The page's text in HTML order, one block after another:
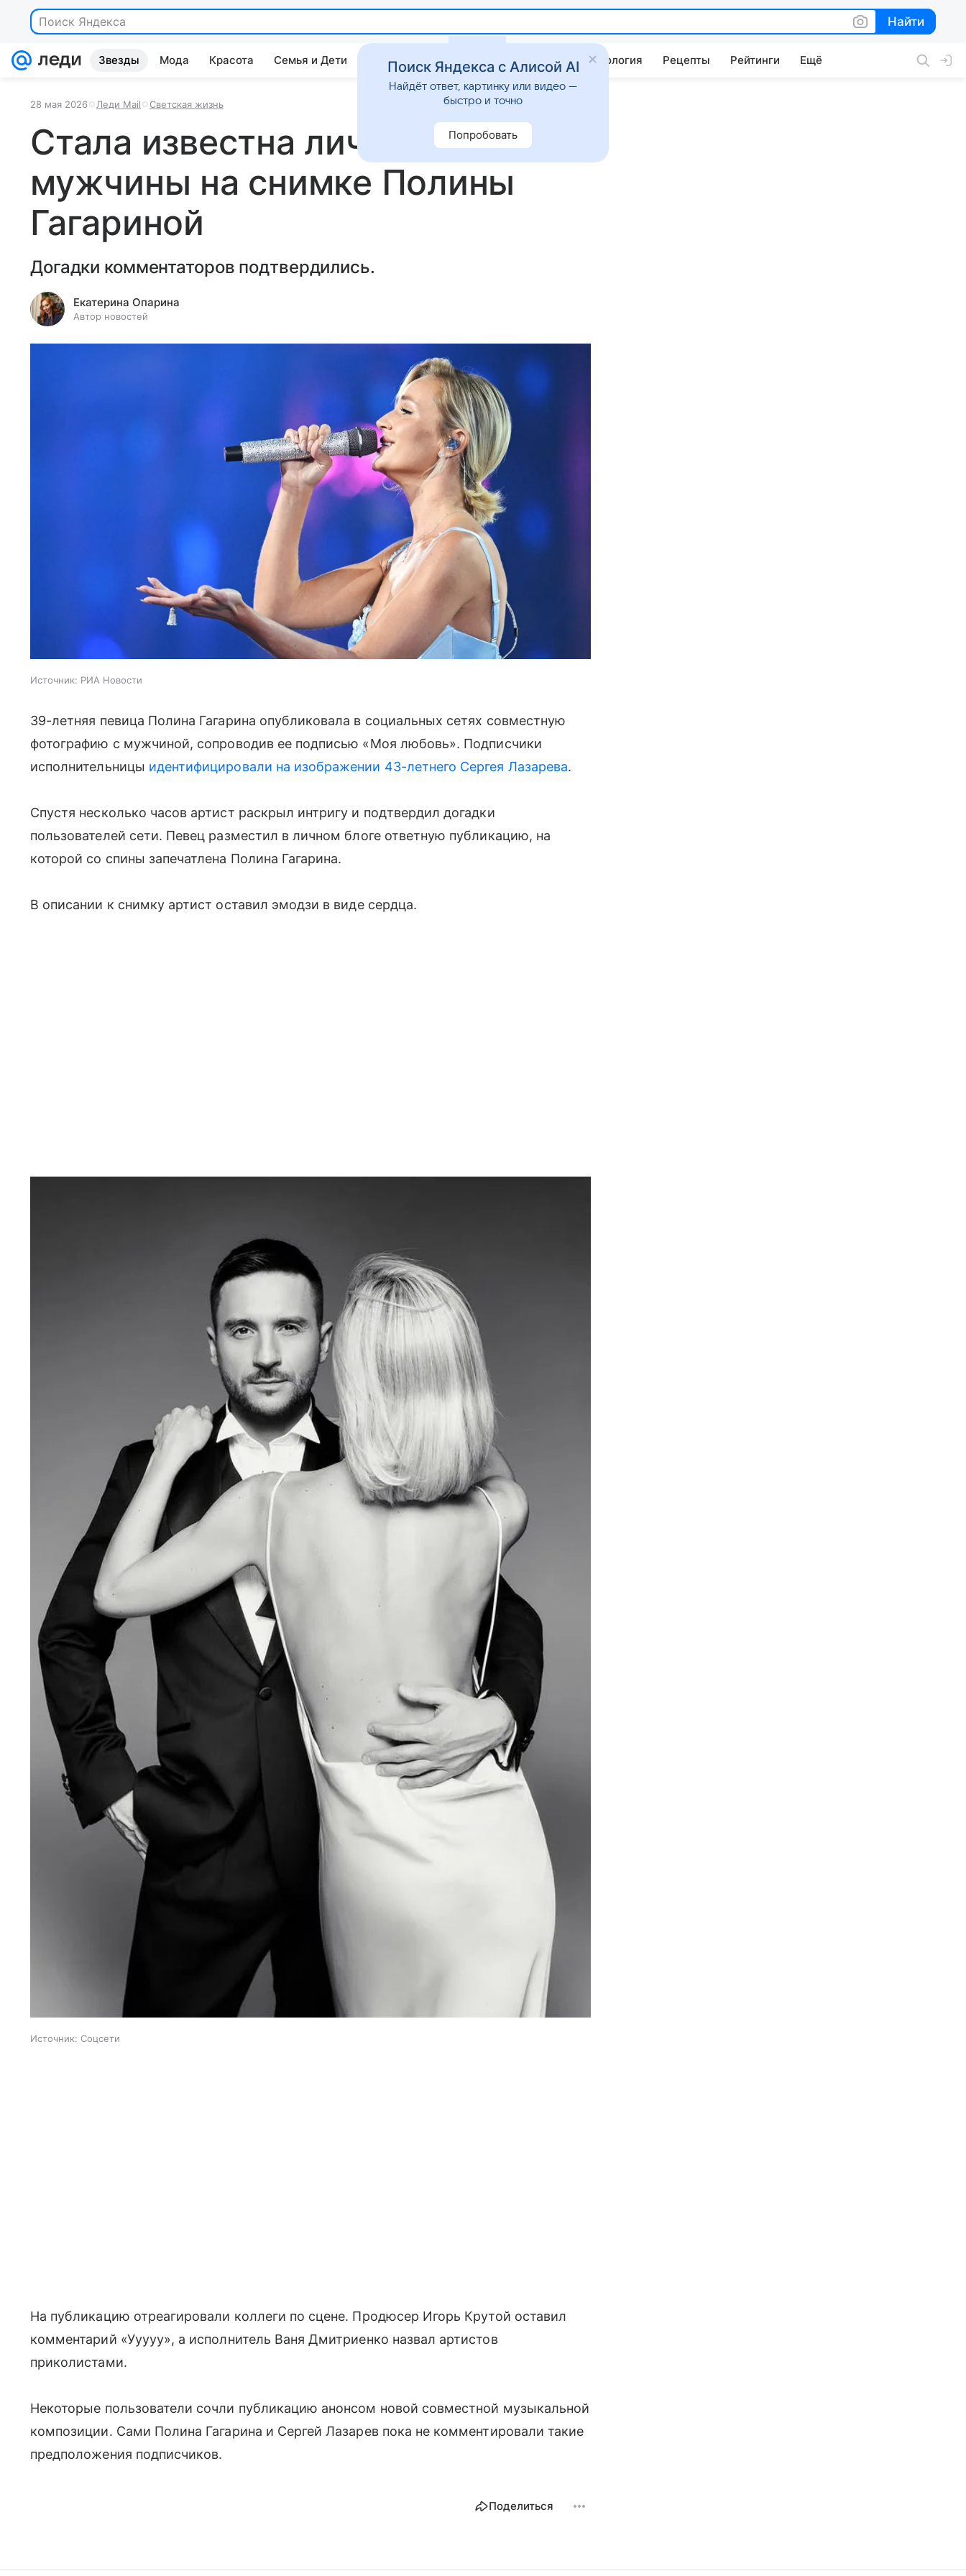
Поиск Яндекса Найти
Найти
Звезды Мода Красота Семья и Дети Дом Гороскопы Стиль жизни Психология Рецепты Рейтинги Ещё
28 мая 2026 Леди Mail Светская жизнь
Стала известна личность
мужчины на снимке Полины
Гагариной
Догадки комментаторов подтвердились.
Екатерина Опарина
Автор новостей
Источник: РИА Новости
39-летняя певица Полина Гагарина опубликовала в социальных сетях совместную
фотографию с мужчиной, сопроводив ее подписью «Моя любовь». Подписчики
исполнительницы идентифицировали на изображении 43-летнего Сергея Лазарева.
Спустя несколько часов артист раскрыл интригу и подтвердил догадки
пользователей сети. Певец разместил в личном блоге ответную публикацию, на
которой со спины запечатлена Полина Гагарина.
В описании к снимку артист оставил эмодзи в виде сердца.
Источник: Соцсети
На публикацию отреагировали коллеги по сцене. Продюсер Игорь Крутой оставил
комментарий «Ууууу», а исполнитель Ваня Дмитриенко назвал артистов
приколистами.
Некоторые пользователи сочли публикацию анонсом новой совместной музыкальной
композиции. Сами Полина Гагарина и Сергей Лазарев пока не комментировали такие
предположения подписчиков.
Поделиться
Поиск Яндекса с Алисой AI
Найдёт ответ, картинку или видео —
быстро и точно
Попробовать